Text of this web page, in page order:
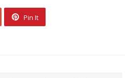
Pin It